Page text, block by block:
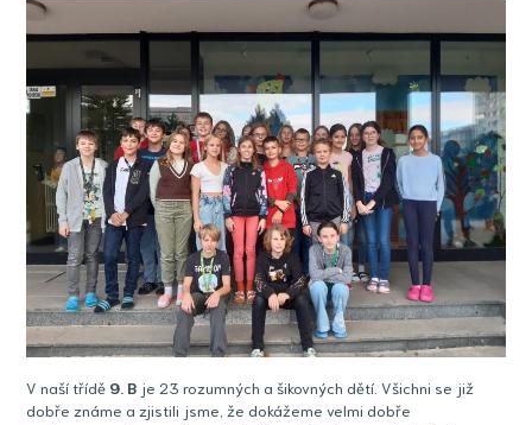
V naší třídě 9 . B je 23 rozumných a šikovných dětí. Všichni se již
dobře známe a zjistili jsme, že dokážeme velmi dobře